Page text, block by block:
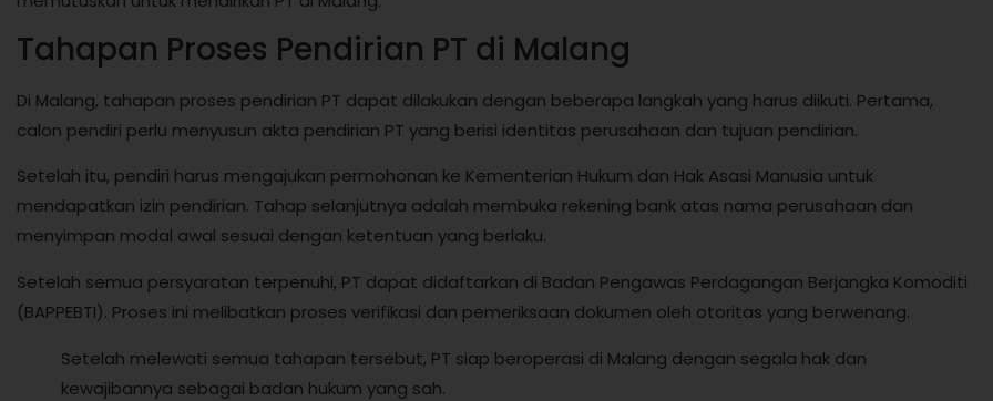
Tahapan Proses Pendirian PT di Malang
Di Malang, tahapan proses pendirian PT dapat dilakukan dengan beberapa langkah yang harus diikuti. Pertama,
calon pendiri perlu menyusun akta pendirian PT yang berisi identitas perusahaan dan tujuan pendirian.
Setelah itu, pendiri harus mengajukan permohonan ke Kementerian Hukum dan Hak Asasi Manusia untuk
mendapatkan izin pendirian. Tahap selanjutnya adalah membuka rekening bank atas nama perusahaan dan
menyimpan modal awal sesuai dengan ketentuan yang berlaku.
Setelah semua persyaratan terpenuhi, PT dapat didaftarkan di Badan Pengawas Perdagangan Berjangka Komoditi
(BAPPEBTI). Proses ini melibatkan proses verifikasi dan pemeriksaan dokumen oleh otoritas yang berwenang.
Setelah melewati semua tahapan tersebut, PT siap beroperasi di Malang dengan segala hak dan
kewajibannya sebagai badan hukum yang sah.